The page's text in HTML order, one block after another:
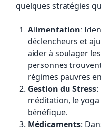
quelques stratégies
Alimentation:
déclencheurs et
aider à soulager
personnes
régimes pauvres
Gestion du Stress:
méditation, le
bénéfique.
Médicaments: